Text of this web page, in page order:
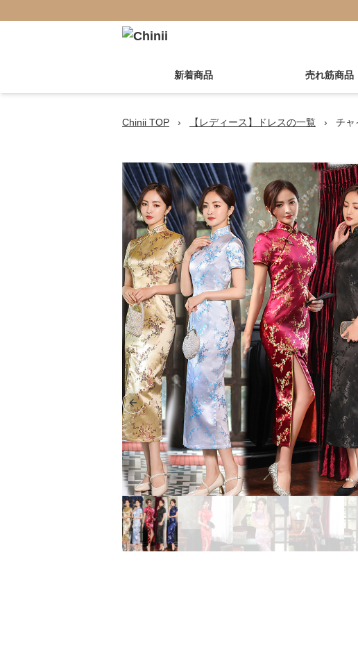
新着商品 売れ筋商品
Chinii TOP › 【レディース】ドレスの一覧 › チャ
Previous slide